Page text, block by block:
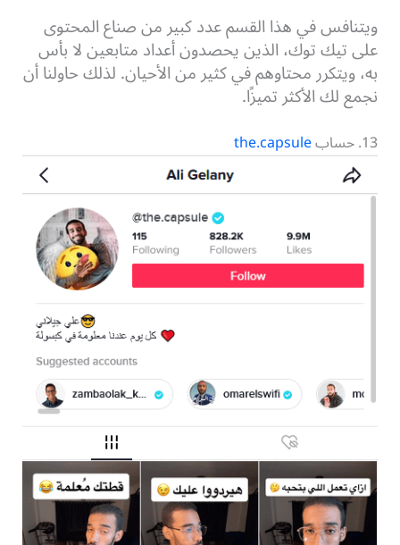
ويتنافس في هذا القسم عدد كبير من صناع المحتوى
على تيك توك، الذين يحصدون أعداد متابعين لا بأس
به، ويتكرر محتاوهم في كثير من الأحيان. لذلك حاولنا أن
نجمع لك الأكثر تميزًا.
13. حساب the.capsule